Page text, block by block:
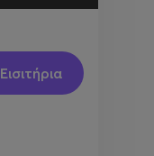
Εισιτήρια